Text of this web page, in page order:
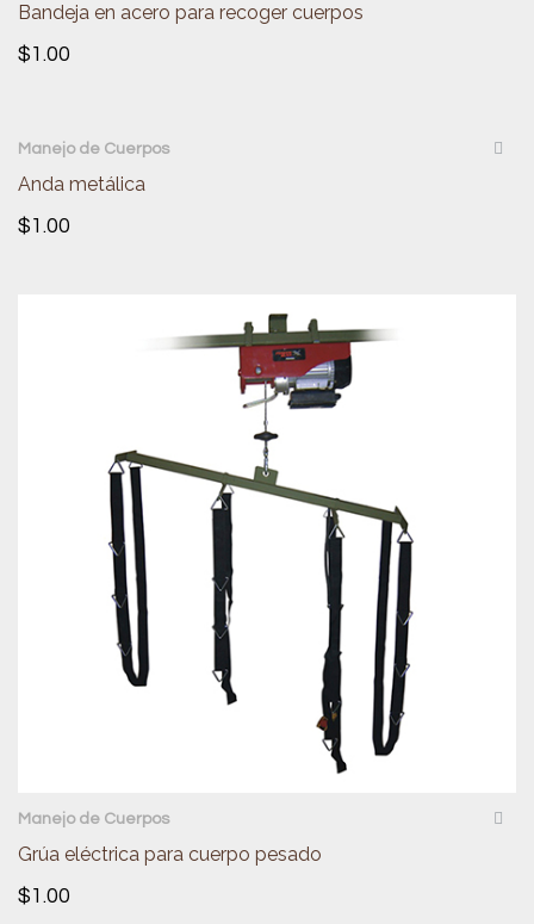
Bandeja en acero para recoger cuerpos
$1.00
Manejo de Cuerpos
Anda metálica
$1.00
Manejo de Cuerpos
Grúa eléctrica para cuerpo pesado
$1.00